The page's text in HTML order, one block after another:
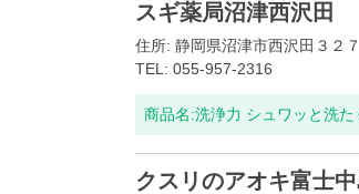
スギ薬局沼津西沢田
住所: 静岡県沼津市西沢田３２７
TEL: 055-957-2316
商品名:洗浄力 シュワッと洗
クスリのアオキ富士